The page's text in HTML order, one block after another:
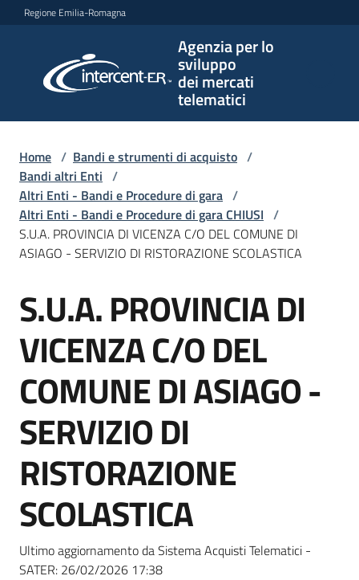
Vai al contenuto
Vai alla navigazione
Vai al footer
Regione Emilia-Romagna
Agenzia per lo
sviluppo
dei mercati
telematici
per lo
sviluppo
telematici
L'Agenzia
Bandi
e
di
Supporto
Piattaforme
telematiche
Home / Bandi e strumenti di acquisto /
Bandi altri Enti /
Altri Enti - Bandi e Procedure di gara /
Altri Enti - Bandi e Procedure di gara CHIUSI /
S.U.A. PROVINCIA DI VICENZA C/O DEL COMUNE DI
ASIAGO - SERVIZIO DI RISTORAZIONE SCOLASTICA
Salta al contenuto
S.U.A. PROVINCIA DI
VICENZA C/O DEL
COMUNE DI ASIAGO -
SERVIZIO DI
RISTORAZIONE
SCOLASTICA
Ultimo aggiornamento da Sistema Acquisti Telematici -
SATER: 26/02/2026 17:38